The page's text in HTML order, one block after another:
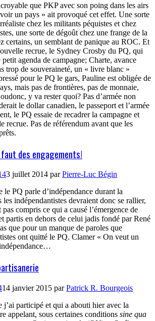
que PKP avec son poing dans les airs
un pays » ait provoqué cet effet. Une sorte
chez les militants péquistes et chez
une sorte de dégoût chez une frange de la
certains, un semblant de panique au ROC. Et
recrue, le Sydney Crosby du PQ, qui
agenda de campagne; Charte, avance
trop de souveraineté, un « livre blanc »
pour le PQ le gars, Pauline est obligée de
mais pas de frontières, pas de monnaie,
y va rester quoi? Pas d’armée non
le dollar canadien, le passeport et l’armée
le PQ essaie de recadrer la campagne et
recrue. Pas de référendum avant que les
des engagements!
3 juillet 2014 parPierre-Luc Bégin
le PQ parle d’indépendance durant la
les indépendantistes devraient donc se rallier,
compris ce qui a causé l’émergence de
partis en dehors de celui jadis fondé par René
que pour un manque de paroles que
ont quitté le PQ. Clamer « On veut un
14 janvier 2015 parPatrick R. Bourgeois
j’ai participé et qui a abouti hier avec la
appelant, sous certaines conditions sine qua